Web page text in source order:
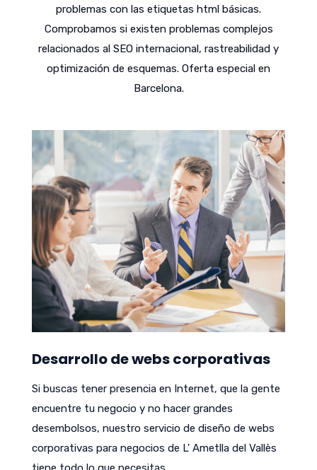
problemas con las etiquetas html básicas.
Comprobamos si existen problemas complejos
relacionados al SEO internacional, rastreabilidad y
optimización de esquemas. Oferta especial en
Barcelona.
Desarrollo de webs corporativas
Si buscas tener presencia en Internet, que la gente
encuentre tu negocio y no hacer grandes
desembolsos, nuestro servicio de diseño de webs
corporativas para negocios de L' Ametlla del Vallès